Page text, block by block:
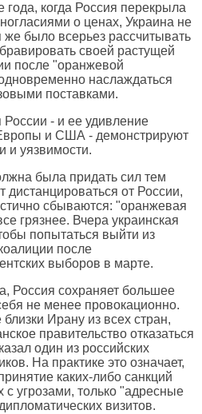
года, когда Россия перекрыла
о ценах, Украина не
было всерьез рассчитывать
своей растущей
после "оранжевой
наслаждаться
поставками.
- и ее удивление
и США - демонстрируют
и уязвимости.
была придать сил тем
дистанцироваться от России,
сбываются: "оранжевая
грязнее. Вчера украинская
попытаться выйти из
после
выборов в марте.
Россия сохраняет большее
не менее провокационно.
Ирану из всех стран,
правительство отказаться
один из российских
На практике это означает,
каких-либо санкций
угрозами, только "адресные
визитов.